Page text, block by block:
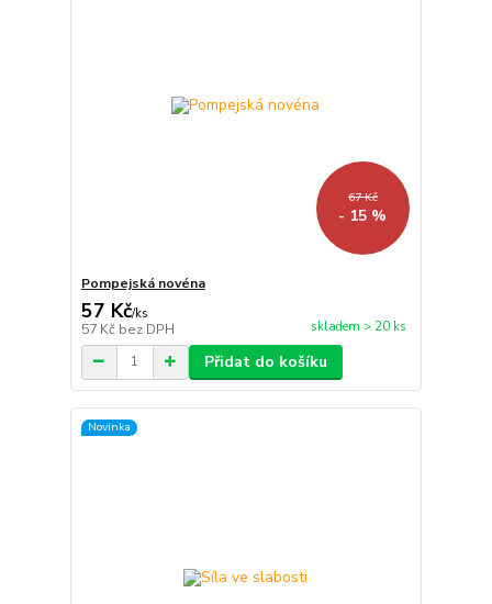
67 Kč
- 15 %
Pompejská novéna
57 Kč/ks
57 Kč bez DPH skladem > 20 ks
Přidat do košíku
Novinka